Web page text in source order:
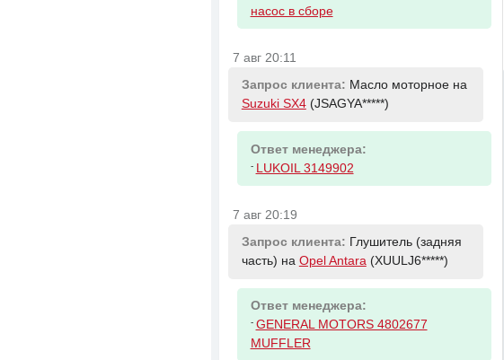
насос в сборе
7 авг 20:11
Запрос клиента: Масло моторное на
Suzuki SX4(JSAGYA*****)
Ответ менеджера:
- LUKOIL 3149902
7 авг 20:19
Запрос клиента: Глушитель (задняя
часть) на Opel Antara(XUULJ6*****)
Ответ менеджера:
- GENERAL MOTORS 4802677
MUFFLER